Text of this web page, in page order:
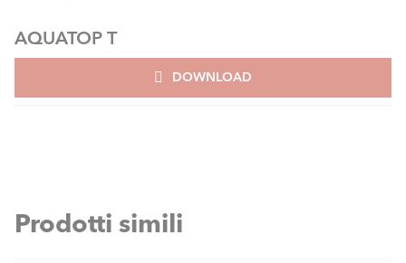
AQUATOP T
DOWNLOAD
Prodotti simili